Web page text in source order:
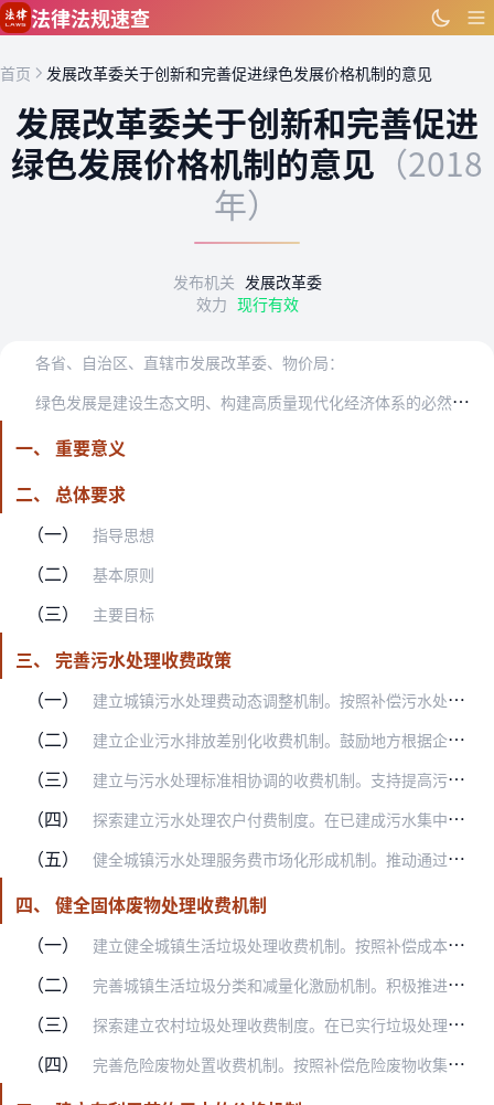
跳到主要内容
法律法规速查
首页 发展改革委关于创新和完善促进绿色发展价格机制的意见
发展改革委关于创新和完善促进
绿色发展价格机制的意见 （2018
年）
发布机关 发展改革委
效力 现行有效
各省、自治区、直辖市发展改革委、物价局：
绿
色发展是建设生态文明、构建高质量现代化经济体系的必然要求，是发展观的一场深刻革命，核心是节约资源和保护生态环境。为深入学习贯彻习近平生态文明思想，认真落实全国…
一、 重要意义
二、 总体要求
（一）
指导思想
（二） 基本原则
（三） 主要目标
三、 完善污水处理收费政策
（一）
建立城镇污水处理费动态调整机制。按照补偿污水处理和污泥处置设施运营成本（不含污水收集和输送管网建设运营成本）并合理盈利的原则，制定污水处理费标准，并依据定期评估…
（二） 建立企业污水排放差别化收费机制。鼓励地方根据企业排放污水中主要污染物种类、浓度、环保信用评级等，分类分档制定差别化收费标准，促进企业污水预处理和污染物减排。各地…
（三） 建立与污水处理标准相协调的收费机制。支持提高污水处理标准，污水处理排放标准提高至一级A或更严格标准的城镇和工业园区，可相应提高污水处理费标准，长江经济带相关省份…
（四） 探索建立污水处理农户付费制度。在已建成污水集中处理设施的农村地区，探索建立农户付费制度，综合考虑村集体经济状况、农户承受能力、污水处理成本等因素，合理确定付费标…
（五） 健全城镇污水处理服务费市场化形成机制。推动通过招投标等市场竞争方式，以污水处理和污泥处置成本、污水总量、污染物去除量、经营期限等为主要参数，形成污水处理服务费标…
四、 健全固体废物处理收费机制
（一）
建立健全城镇生活垃圾处理收费机制。按照补偿成本并合理盈利的原则，制定和调整城镇生活垃圾处理收费标准。2020年底前，全国城市及建制镇全面建立生活垃圾处理收费制度…
（二） 完善城镇生活垃圾分类和减量化激励机制。积极推进城镇生活垃圾处理收费方式改革，对非居民用户推行垃圾计量收费，并实行分类垃圾与混合垃圾差别化收费等政策，提高混合垃圾…
（三） 探索建立农村垃圾处理收费制度。在已实行垃圾处理制度的农村地区，建立农村垃圾处理收费制度，综合考虑当地经济发展水平、农户承受能力、垃圾处理成本等因素，合理确定收费…
（四） 完善危险废物处置收费机制。按照补偿危险废物收集、运输、贮存和处置成本并合理盈利的原则，制定和调整危险废物处置收费标准，提高危险废物处置能力。综合考虑区域内医疗机…